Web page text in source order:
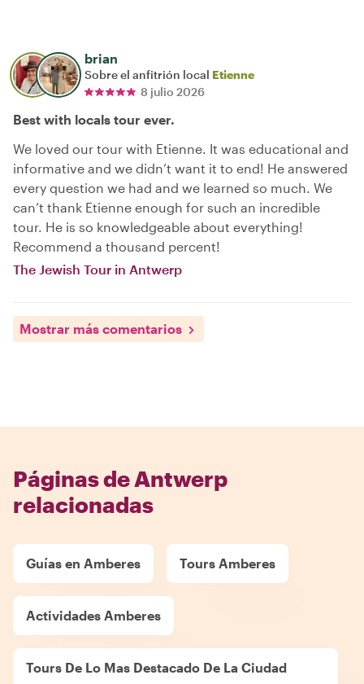
brian
Sobre el anfitrión local Etienne
8 julio 2026
Best with locals tour ever.
We loved our tour with Etienne. It was educational and
informative and we didn’t want it to end! He answered
every question we had and we learned so much. We
can’t thank Etienne enough for such an incredible
tour. He is so knowledgeable about everything!
Recommend a thousand percent!
The Jewish Tour in Antwerp
Mostrar más comentarios
Páginas de Antwerp
relacionadas
Guías en Amberes Tours Amberes
Actividades Amberes
Tours De Lo Mas Destacado De La Ciudad